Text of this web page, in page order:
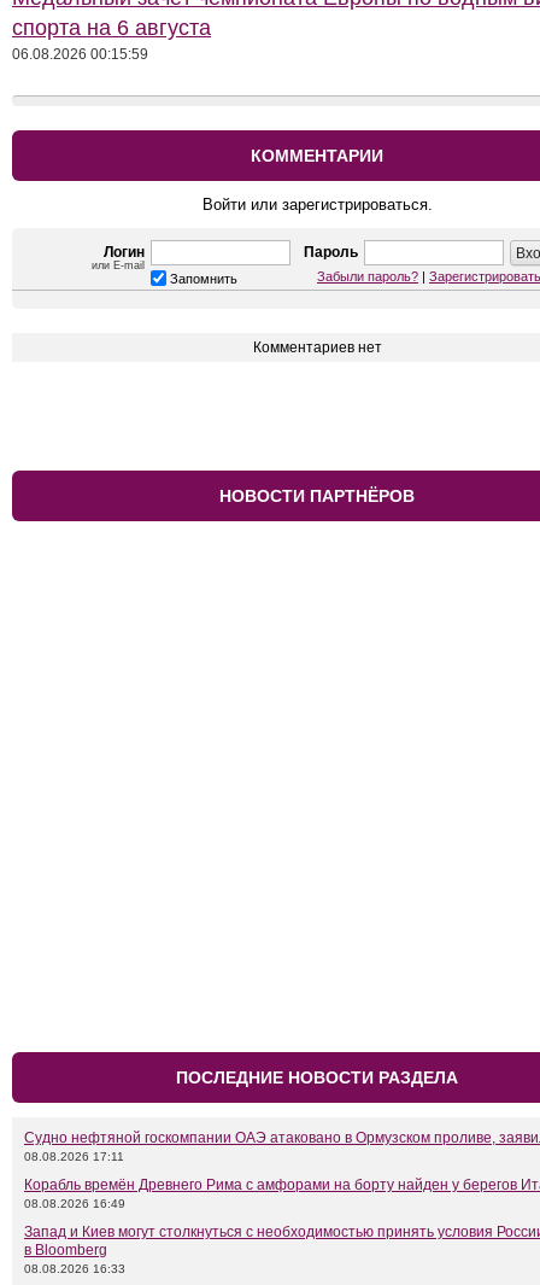
спорта на 6 августа
06.08.2026 00:15:59
КОММЕНТАРИИ
Войти или зарегистрироваться.
Логин
или E-mail
Пароль
Запомнить Забыли пароль? |
Комментариев нет
НОВОСТИ ПАРТНЁРОВ
ПОСЛЕДНИЕ НОВОСТИ РАЗДЕЛА
Судно нефтяной госкомпании ОАЭ атаковано в Ормузском проливе,
08.08.2026 17:11
Корабль времён Древнего Рима с амфорами на борту найден у берегов
08.08.2026 16:49
Запад и Киев могут столкнуться с необходимостью принять условия
в Bloomberg
08.08.2026 16:33